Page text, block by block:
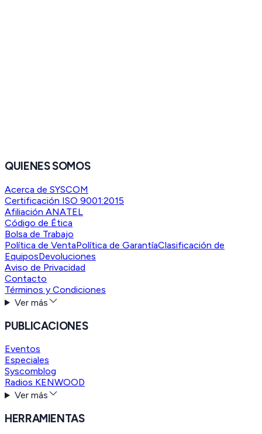
QUIENES SOMOS
Acerca de SYSCOM
Certificación ISO 9001:2015
Afiliación ANATEL
Código de Ética
Bolsa de Trabajo
Política de VentaPolítica de GarantíaClasificación de
EquiposDevoluciones
Aviso de Privacidad
Contacto
Términos y Condiciones
Ver más
PUBLICACIONES
Eventos
Especiales
Syscomblog
Radios KENWOOD
Ver más
HERRAMIENTAS